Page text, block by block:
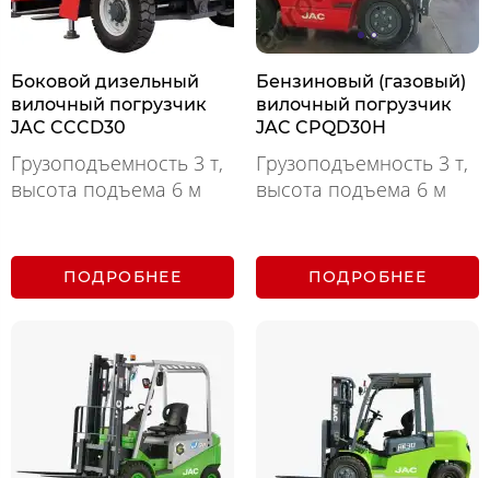
Боковой дизельный
вилочный погрузчик
JAC CCCD30
Грузоподъемность 3 т,
высота подъема 6 м
ПОДРОБНЕЕ
Бензиновый (газовый)
вилочный погрузчик
JAC CPQD30H
Грузоподъемность 3 т,
высота подъема 6 м
ПОДРОБНЕЕ